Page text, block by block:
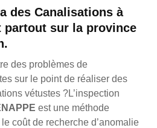
des Canalisations à
partout sur la province
des problèmes de
sur le point de réaliser des
vétustes ?L’inspection
est une méthode
coût de recherche d’anomalie